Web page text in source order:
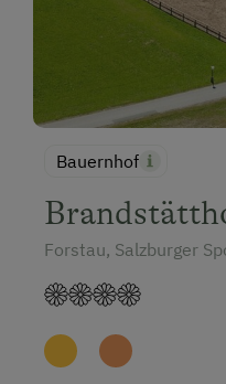
Bauernhof
Forstau, Salzburger